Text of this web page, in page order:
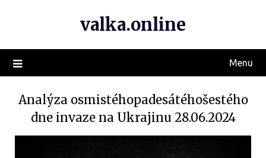
valka.online
Menu
Analýza osmistéhopadesátéhošestého
dne invaze na Ukrajinu 28.06.2024